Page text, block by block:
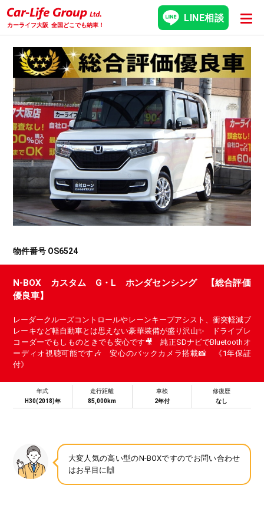
カーライフ大阪 全国どこでも納車！
LINE相談
物件番号 OS6524
N-BOX カスタム G・L ホンダセンシング 【総合評価
優良車】
レーダークルーズコントロールやレーンキープアシスト、衝突軽減ブ
レーキなど軽自動車とは思えない豪華装備が盛り沢山✨️ ドライブレ
コーダーでもしものときでも安心です🎥 純正SDナビでBluetoothオ
ーディオ視聴可能です🎶 安心のバックカメラ搭載📸 《1年保証
付》
年式
H30(2018)年
走行距離
85,000km
車検
2年付
修復歴
なし
大変人気の高い型のN-BOXですのでお問い合わせ
はお早目に🙌